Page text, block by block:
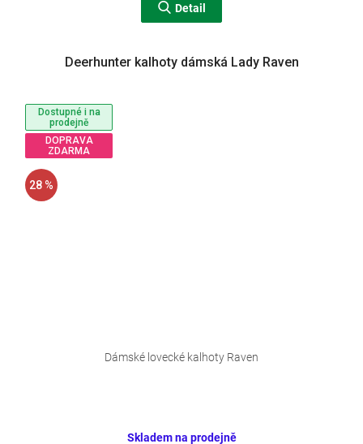
Detail
Dostupné i na
prodejně
DOPRAVA
ZDARMA
28 %
Deerhunter kalhoty dámská Lady Raven
Skladem na prodejně
Dámské lovecké kalhoty Raven